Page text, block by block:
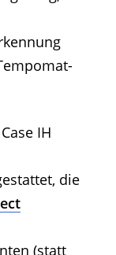
IH
die
(statt